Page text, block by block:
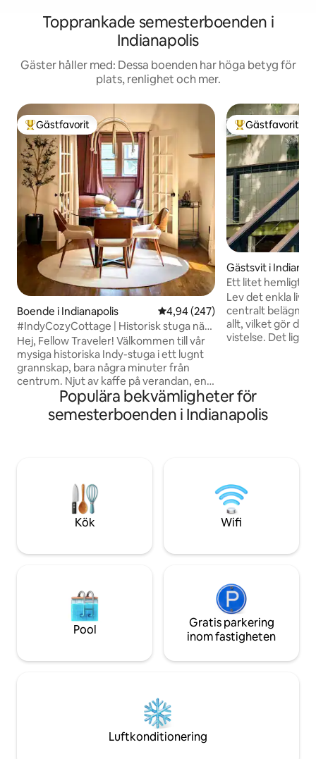
Topprankade semesterboenden i
Indianapolis
Gäster håller med: Dessa boenden har höga betyg för
plats, renlighet och mer.
Populär gästfavorit
Gästfavorit
Boende i Indianapolis 4,94 av 5 i genomsnittligt
4,94 (247)
#IndyCozyCottage | Historisk stuga nära
centrum
Hej, Fellow Traveler! Välkommen till vår
mysiga historiska Indy-stuga i ett lugnt
grannskap, bara några minuter från
centrum. Njut av kaffe på verandan, en
inhägnad gård för husdjur och enkel
tillgång till Mass Ave, Bottleworks och
Lucas Oil Stadium. Genomtänkt
och walk-in-garderob, ett uppdaterat
och välutrustat kök, ett extra flexibelt
sovrum/kontor och ett garage för två
bilar. Perfekt för ditt nästa Indy-äventyr!
Populär
Gästfavorit
Gästsvit i
Ett litet hemligt
Lev det enkla
centralt belägna
allt, vilket gör det
vistelse. Det ligger nära flygplatsen,
har egen ingång
2,3 miles till
miles till Lucas Oil
Populära bekvämligheter för
semesterboenden i Indianapolis
Kök Wifi
Pool
Gratis parkering
inom fastigheten
Luftkonditionering